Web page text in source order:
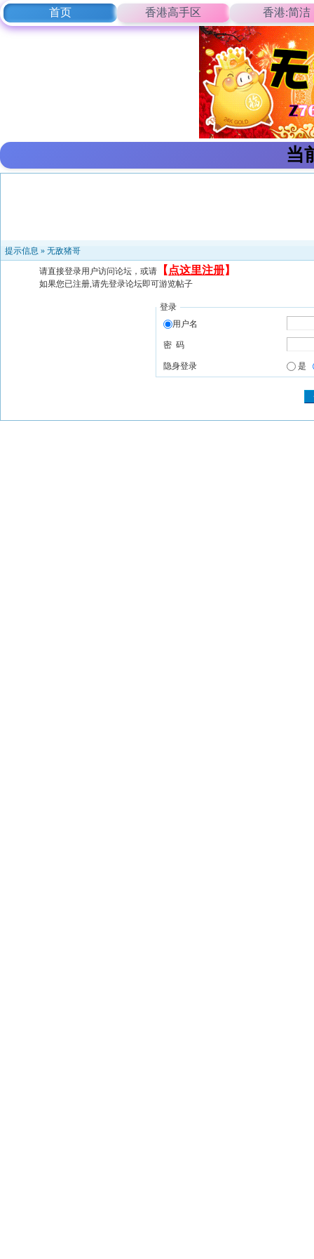
首页 香港高手区 香港:简洁
当
提示信息 » 无敌猪哥
请直接登录用户访问论坛，或请 【 点这里注册】
如果您已注册,请先登录论坛即可游览帖子
登录
用户名
密 码
隐身登录 是